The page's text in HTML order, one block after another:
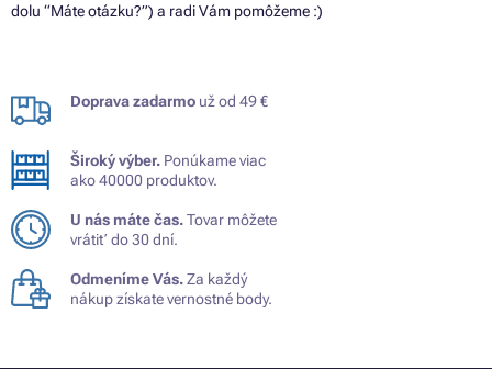
dolu “Máte otázku?”) a radi Vám pomôžeme :)
Doprava zadarmo už od 49 €
Široký výber. Ponúkame viac
ako 40000 produktov.
U nás máte čas.Tovar môžete
vrátiť do 30 dní.
Odmeníme Vás.Za každý
nákup získate vernostné body.